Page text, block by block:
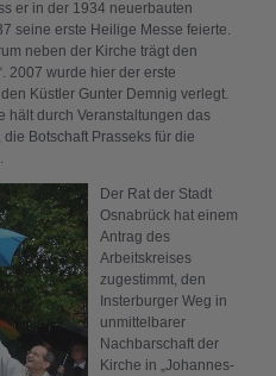
er in der 1934 neuerbauten
seine erste Heilige Messe feierte.
neben der Kirche trägt den
2007 wurde hier der erste
Küstler Gunter Demnig verlegt.
hält durch Veranstaltungen das
Botschaft Prasseks für die
Der Rat der Stadt
Osnabrück hat einem
Antrag des
Arbeitskreises
zugestimmt, den
Insterburger Weg in
unmittelbarer
Nachbarschaft der
Kirche in „Johannes-